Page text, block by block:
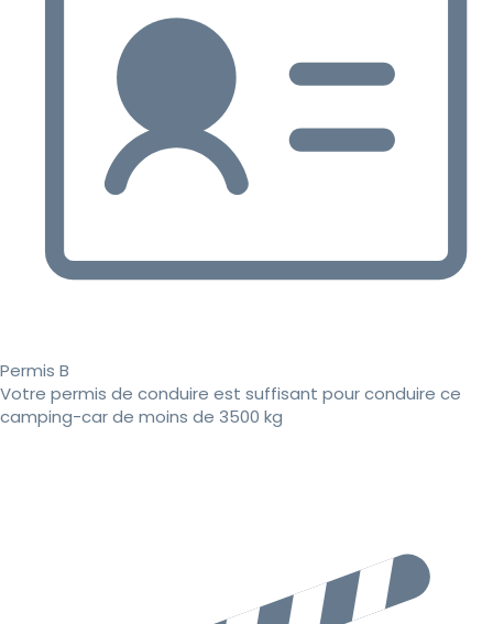
Permis B
Votre permis de conduire est suffisant pour conduire ce
camping-car de moins de 3500 kg